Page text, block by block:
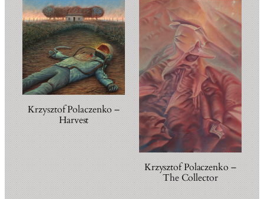
Krzysztof Polaczenko –
Harvest
Krzysztof Polaczenko –
The Collector